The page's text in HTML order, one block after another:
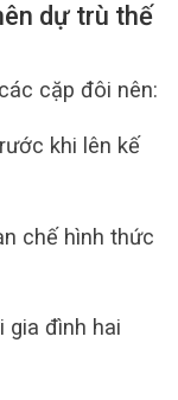
dự trù thế
cặp đôi nên:
khi lên kế
chế hình thức
gia đình hai